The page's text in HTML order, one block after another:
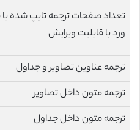
تعداد صفحات ترجمه تایپ شده
ورد با قابلیت ویرایش
ترجمه عناوین تصاویر و جداول
ترجمه متون داخل تصاویر
ترجمه متون داخل جداول